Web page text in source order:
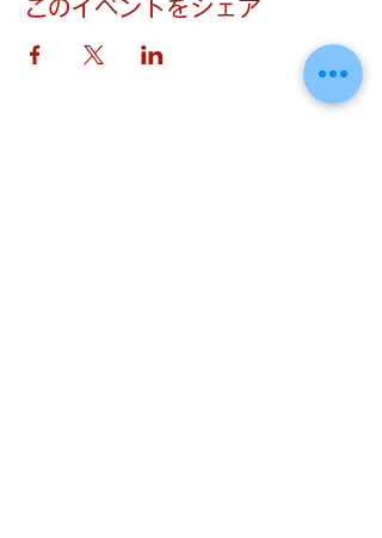
このイベントをシェア